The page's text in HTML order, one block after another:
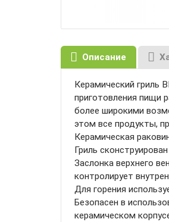
Описание
Керамический гриль
приготовления пищи
более широкими
этом все продукты,
Керамическая
Гриль
Заслонка верхнего
контролирует
Для горения
Безопасен в
керамическом